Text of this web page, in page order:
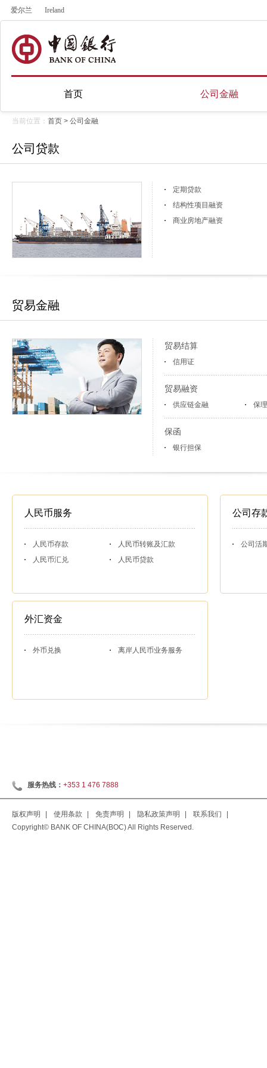
爱尔兰 Ireland
首页 公司金融
当前位置： 首页 > 公司金融
公司贷款
定期贷款
结构性项目融资
商业房地产融资
贸易金融
贸易结算
信用证
贸易融资
供应链金融 保
保函
银行担保
人民币服务
人民币存款
人民币转账及汇款
人民币汇兑
人民币贷款
公司存
公司活
外汇资金
外币兑换 离岸人民币业务服务
服务热线： +353 1 476 7888
版权声明 使用条款 免责声明 隐私政策声明 联系我们
Copyright© BANK OF CHINA(BOC) All Rights Reserved.